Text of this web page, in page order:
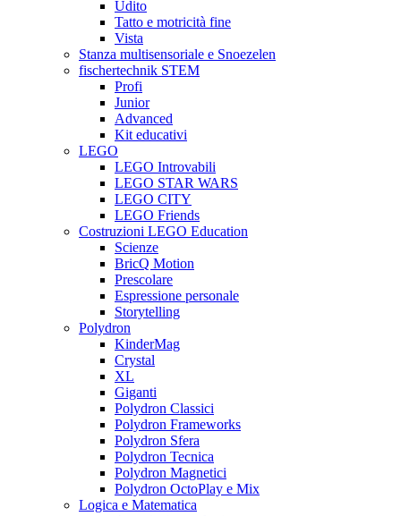
Udito
Tatto e motricità fine
Vista
Stanza multisensoriale e Snoezelen
fischertechnik STEM
Profi
Junior
Advanced
Kit educativi
LEGO
LEGO Introvabili
LEGO STAR WARS
LEGO CITY
LEGO Friends
Costruzioni LEGO Education
Scienze
BricQ Motion
Prescolare
Espressione personale
Storytelling
Polydron
KinderMag
Crystal
XL
Giganti
Polydron Classici
Polydron Frameworks
Polydron Sfera
Polydron Tecnica
Polydron Magnetici
Polydron OctoPlay e Mix
Logica e Matematica